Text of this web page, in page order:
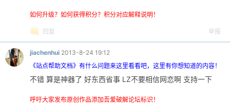
如何升级？如何获得积分？积分对应解释说明！
回复 举报
jiachenhui 2013-8-24 19:12
《站点帮助文档》有什么问题来这里看看吧，这里有你想知道的内容！
不错 算是神器了 好东西省事 LZ不要相信网恋啊 支持一下
呼吁大家发布原创作品添加吾爱破解论坛标识！